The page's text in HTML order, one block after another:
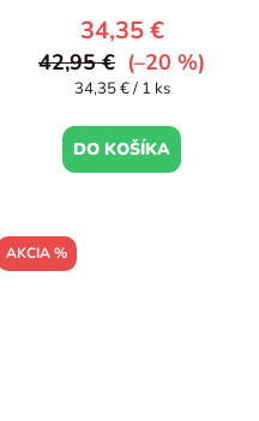
34,35 €
42,95 € (–20 %)
Jednotková
34,35 € / 1 ks
DO KOŠÍKA
AKCIA %